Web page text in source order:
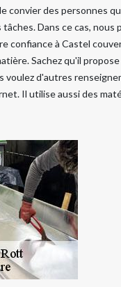
convier des personnes
Dans ce cas, nous
confiance à Castel
Sachez qu'il
voulez d'autres
Il utilise aussi des